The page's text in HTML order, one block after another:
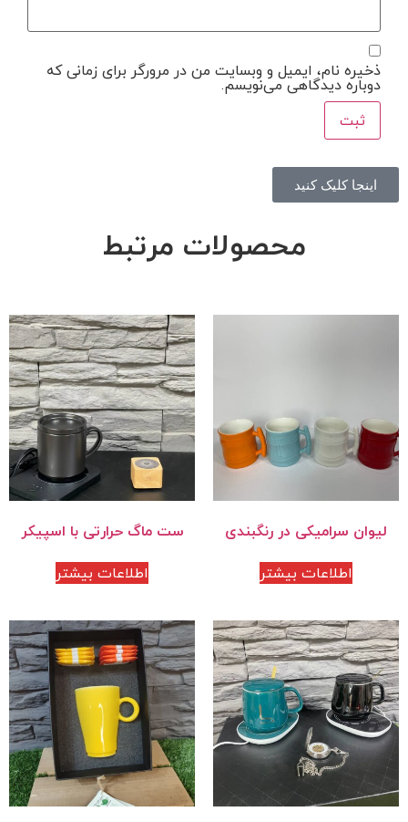
ذخیره نام، ایمیل و وبسایت من در مرورگر برای زمانی که
دوباره دیدگاهی می‌نویسم.
اینجا کلیک کنید
محصولات مرتبط
لیوان سرامیکی در رنگبندی
اطلاعات بیشتر
ست ماگ حرارتی با اسپیکر
اطلاعات بیشتر